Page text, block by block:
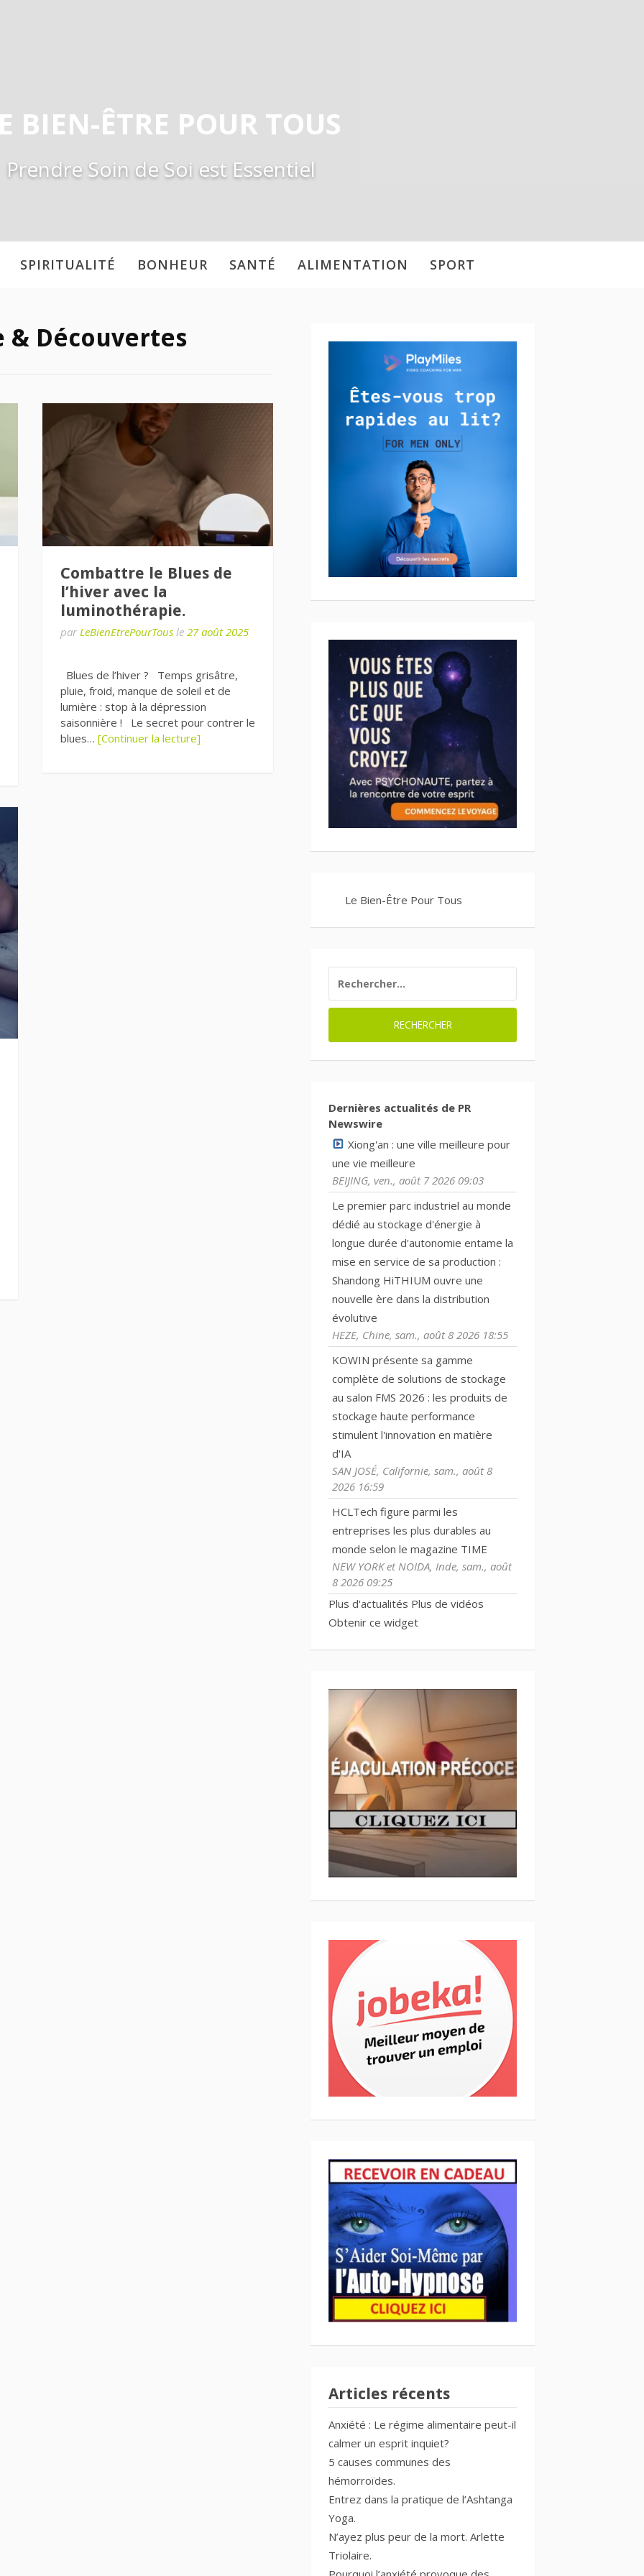
BIEN-ÊTRE POUR TOUS
Prendre Soin de Soi est Essentiel
SPIRITUALITÉ BONHEUR SANTÉ ALIMENTATION SPORT
& Découvertes
Combattre le Blues de
l’hiver avec la
luminothérapie.
par LeBienEtrePourTousle 27 août 2025
Blues de l’hiver ? Temps grisâtre,
pluie, froid, manque de soleil et de
lumière : stop à la dépression
saisonnière ! Le secret pour contrer le
blues… [Continuer la lecture]
Le Bien-Être Pour Tous
Dernières actualités de PR
Newswire
Xiong'an : une ville meilleure pour
une vie meilleure
BEIJING, ven., août 7 2026 09:03
Le premier parc industriel au monde
dédié au stockage d'énergie à
longue durée d'autonomie entame la
mise en service de sa production :
Shandong HiTHIUM ouvre une
nouvelle ère dans la distribution
évolutive
HEZE, Chine, sam., août 8 2026 18:55
KOWIN présente sa gamme
complète de solutions de stockage
au salon FMS 2026 : les produits de
stockage haute performance
stimulent l'innovation en matière
d'IA
SAN JOSÉ, Californie, sam., août 8
2026 16:59
HCLTech figure parmi les
entreprises les plus durables au
monde selon le magazine TIME
NEW YORK et NOIDA, Inde, sam., août
8 2026 09:25
Plus d'actualités Plus de vidéos
Obtenir ce widget
Articles récents
Anxiété : Le régime alimentaire peut-il
calmer un esprit inquiet?
5 causes communes des
hémorroïdes.
Entrez dans la pratique de l’Ashtanga
Yoga.
N’ayez plus peur de la mort. Arlette
Triolaire.